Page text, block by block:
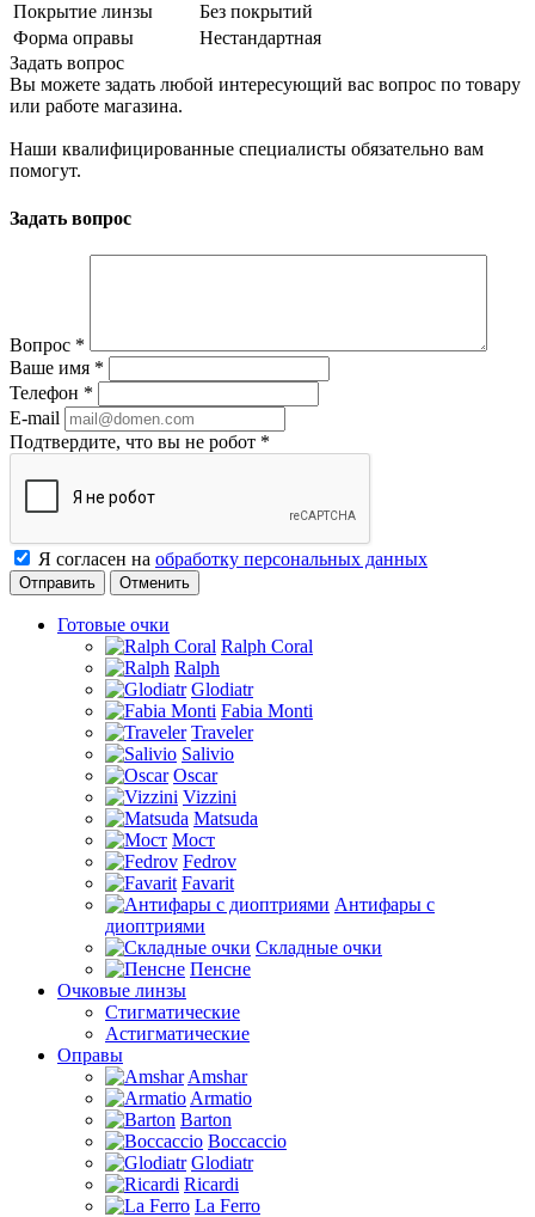
Покрытие линзы
Без покрытий
Форма оправы
Нестандартная
Задать вопрос
Вы можете задать любой интересующий вас вопрос по товару
или работе магазина.
Наши квалифицированные специалисты обязательно вам
помогут.
Задать вопрос
Вопрос *
Ваше имя *
Телефон *
E-mail
Подтвердите, что вы не робот *
Я согласен на обработку персональных данных
Отменить
Готовые очки
Ralph Coral
Ralph
Glodiatr
Fabia Monti
Traveler
Salivio
Oscar
Vizzini
Matsuda
Мост
Fedrov
Favarit
Антифары с
диоптриями
Складные очки
Пенсне
Очковые линзы
Стигматические
Астигматические
Оправы
Amshar
Armatio
Barton
Boccaccio
Glodiatr
Ricardi
La Ferro